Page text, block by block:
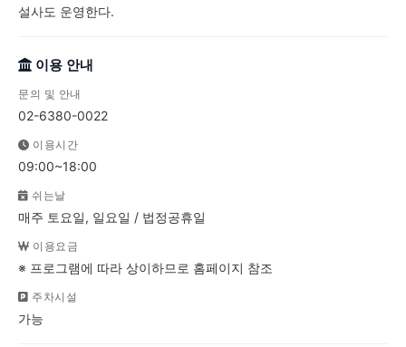
설사도 운영한다.
이용 안내
문의 및 안내
02-6380-0022
이용시간
09:00~18:00
쉬는날
매주 토요일, 일요일 / 법정공휴일
이용요금
※ 프로그램에 따라 상이하므로 홈페이지 참조
주차시설
가능